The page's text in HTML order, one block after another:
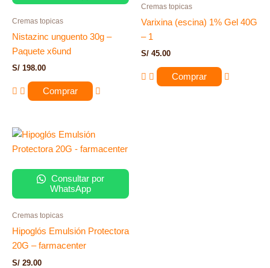
Cremas topicas
Nistazinc unguento 30g –
Paquete x6und
S/ 198.00
Comprar
Cremas topicas
Varixina (escina) 1% Gel 40G
– 1
S/ 45.00
Comprar
Consultar por
WhatsApp
Cremas topicas
Hipoglós Emulsión Protectora
20G – farmacenter
S/ 29.00